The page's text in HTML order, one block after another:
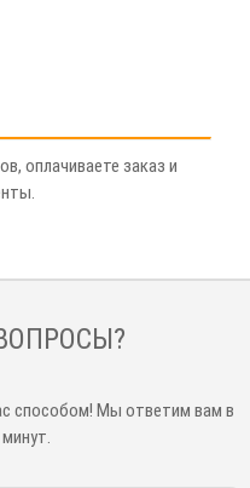
оплачиваете заказ и
способом! Мы ответим вам в